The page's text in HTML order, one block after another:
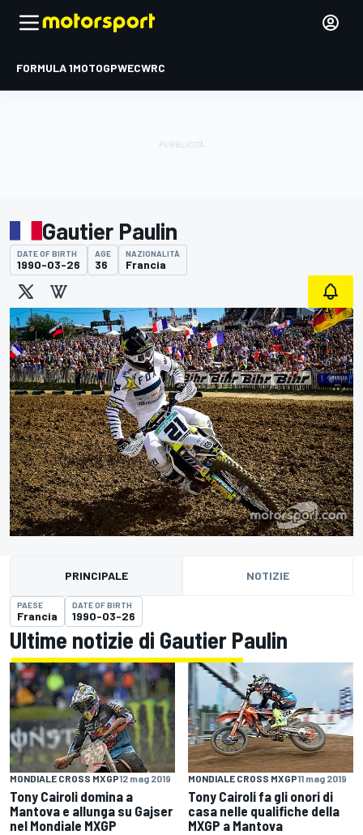
FORMULA 1MOTOGPWECWRC
Gautier Paulin
DATE OF BIRTH
1990-03-26
AGE
36
NAZIONALITÀ
Francia
PRINCIPALE NOTIZIE
PAESE
Francia
DATE OF BIRTH
1990-03-26
Ultime notizie di Gautier Paulin
MONDIALE CROSS MXGP12 mag 2019
Tony Cairoli domina a
Mantova e allunga su Gajser
nel Mondiale MXGP
MONDIALE CROSS MXGP11 mag 2019
Tony Cairoli fa gli onori di
casa nelle qualifiche della
MXGP a Mantova